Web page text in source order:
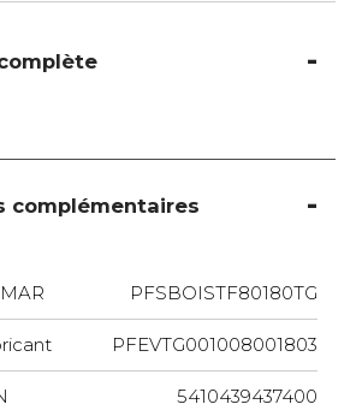
complémentaires
PFSBOISTF80180TG
PFEVTG001008001803
5410439437400